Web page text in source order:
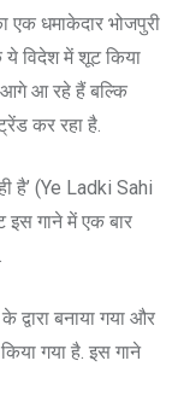
धमाकेदार भोजपुरी
ये विदेश में शूट किया
आगे आ रहे हैं बल्कि
कर रहा है.
है’ (Ye Ladki Sahi
इस गाने में एक बार
बनाया गया और
गया है. इस गाने